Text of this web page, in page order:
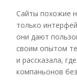
Сайты похожие
только
они дают
своим опытом
и рассказала,
компаньонов